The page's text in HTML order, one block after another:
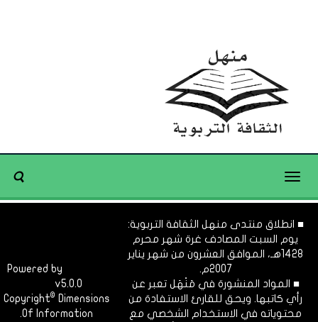
Toggle
■ انطلاق منتدى منهل الثقافة التربوية:
يوم السبت المصادف غرة شهر محرم
1428هـ، الموافق العشرون من شهر يناير
2007م.
■ المواد المنشورة في مَنْهَل تعبر عن
رأي كاتبها. ويحق للقارئ الاستفادة من
محتوياته في الاستخدام الشخصي مع
Powered by
v5.0.0
Copyright©
Dimensions
Of Information.